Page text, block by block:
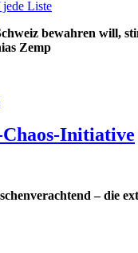
bewahren will,
Zemp
Initiative
– die